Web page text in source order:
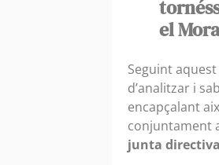
el
Seguint
d’analitzar i
encapçalant
conjuntament
junta